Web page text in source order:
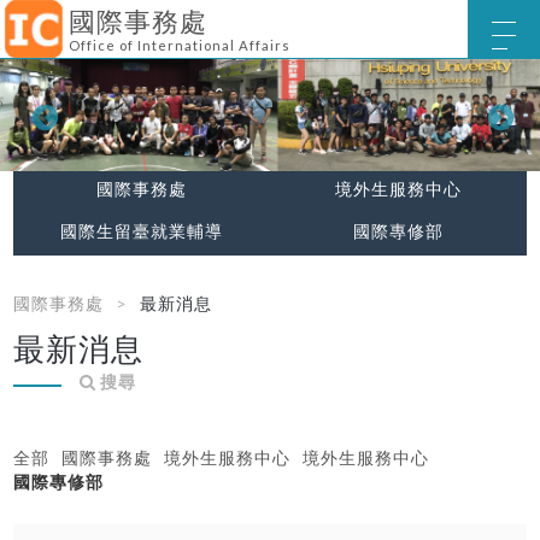
國際事務處
Office of International Affairs
國際事務處 境外生服務中心
國際生留臺就業輔導 國際專修部
國際事務處 最新消息
最新消息
搜尋
全部 國際事務處 境外生服務中心
境外生服務中心
國際專修部